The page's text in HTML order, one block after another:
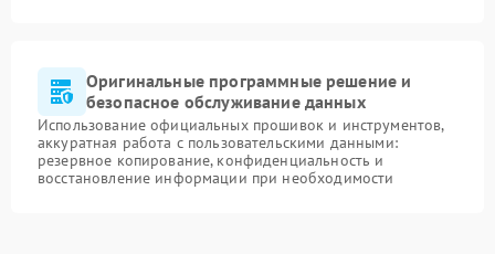
Оригинальные программные решение и
безопасное обслуживание данных
Использование официальных прошивок и инструментов,
аккуратная работа с пользовательскими данными:
резервное копирование, конфиденциальность и
восстановление информации при необходимости